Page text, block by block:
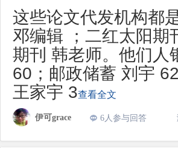
这些论文代发机构都
邓编辑 ；二红太阳期
期刊 韩老师。他们人
60；邮政储蓄 刘宇
王家宇 3查看全文
伊可grace 6人参与回答